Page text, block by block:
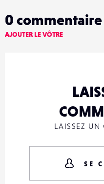
0 commentaire
AJOUTER LE VÔTRE
LAISSEZ UN
SE